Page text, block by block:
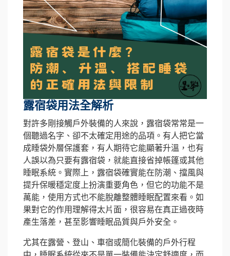
露宿袋用法全解析
對許多剛接觸戶外裝備的人來說，露宿袋常常是一
個聽過名字、卻不太確定用途的品項。有人把它當
成睡袋外層保護套，有人期待它能顯著升溫，也有
人誤以為只要有露宿袋，就能直接省掉帳篷或其他
睡眠系統。實際上，露宿袋確實能在防潮、擋風與
提升保暖穩定度上扮演重要角色，但它的功能不是
萬能，使用方式也不能脫離整體睡眠配置來看。如
果對它的作用理解得太片面，很容易在真正過夜時
產生落差，甚至影響睡眠品質與戶外安全。
尤其在露營、登山、車宿或簡化裝備的戶外行程